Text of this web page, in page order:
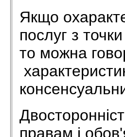
Якщо
послуг з
то можна
правам і